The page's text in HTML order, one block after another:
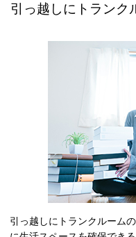
引っ越しにトランク
引っ越しにトランクルーム